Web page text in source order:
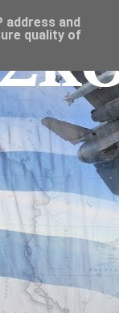
address and
quality of